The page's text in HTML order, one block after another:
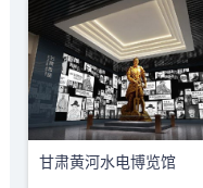
甘肃黄河水电博览馆